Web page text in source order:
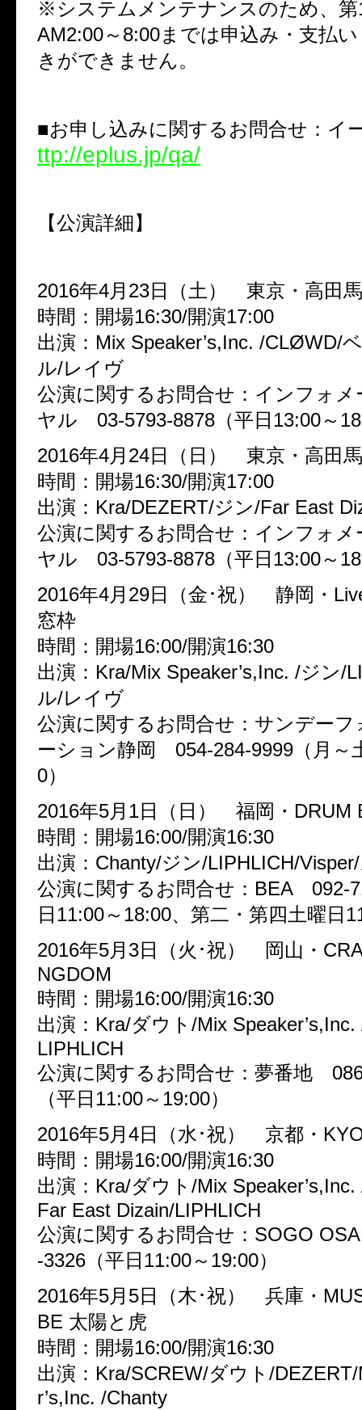
※システムメンテナンスのため、第
AM2:00～8:00までは申込み・支払
きができません。
■お申し込みに関するお問合せ
ttp://eplus.jp/qa/
【公演詳細】
2016年4月23日（土） 東京・高田
時間：開場16:30/開演17:00
出演：Mix Speaker’s,Inc. /CLØWD/
ル/レイヴ
公演に関するお問合せ：インフォ
ヤル 03-5793-8878（平日13:00～
2016年4月24日（日） 東京・高田
時間：開場16:30/開演17:00
出演：Kra/DEZERT/ジン/Far East
公演に関するお問合せ：インフォ
ヤル 03-5793-8878（平日13:00～
2016年4月29日（金･祝） 静岡・
窓枠
時間：開場16:00/開演16:30
出演：Kra/Mix Speaker’s,Inc. /ジン/
ル/レイヴ
公演に関するお問合せ：サンデー
ーション静岡 054-284-9999（月～
0）
2016年5月1日（日） 福岡・DRUM
時間：開場16:00/開演16:30
出演：Chanty/ジン/LIPHLICH/
公演に関するお問合せ：BEA 092-
日11:00～18:00、第二・第四土曜日
2016年5月3日（火･祝） 岡山・
NGDOM
時間：開場16:00/開演16:30
出演：Kra/ダウト/Mix
LIPHLICH
公演に関するお問合せ：夢番地
（平日11:00～19:00）
2016年5月4日（水･祝） 京都・
時間：開場16:00/開演16:30
出演：Kra/ダウト/Mix
Far East Dizain/LIPHLICH
公演に関するお問合せ：SOGO
-3326（平日11:00～19:00）
2016年5月5日（木･祝） 兵庫・
BE 太陽と虎
時間：開場16:00/開演16:30
出演：Kra/SCREW/ダウト/
r’s,Inc. /Chanty